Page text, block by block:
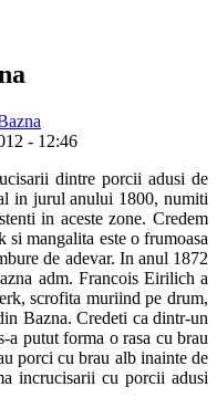
- 12:46
dintre porcii adusi de
in jurul anului 1800, numiti
in aceste zone. Credem
si mangalita este o frumoasa
de adevar. In anul 1872
adm. Francois Eirilich a
scrofita muriind pe drum,
Bazna. Credeti ca dintr-un
a putut forma o rasa cu brau
porci cu brau alb inainte de
incrucisarii cu porcii adusi